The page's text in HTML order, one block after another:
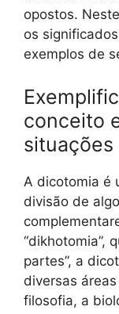
opostos.
os
exemplos de
conceito
A dicotomia é
divisão de
“dikhotomia”,
partes”, a
diversas
filosofia, a